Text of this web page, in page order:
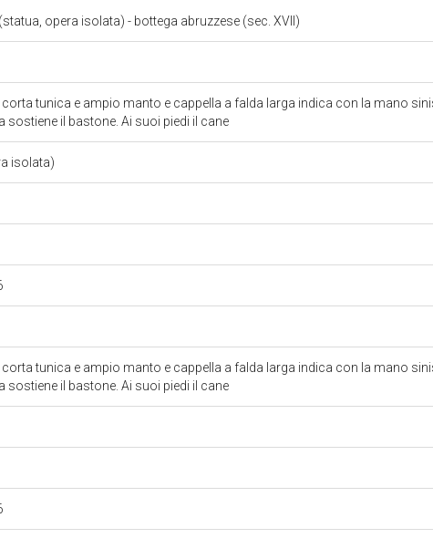
opera isolata) - bottega abruzzese (sec. XVII)
corta tunica e ampio manto e cappella a falda larga indica con la mano
sostiene il bastone. Ai suoi piedi il cane
isolata)
corta tunica e ampio manto e cappella a falda larga indica con la mano
sostiene il bastone. Ai suoi piedi il cane